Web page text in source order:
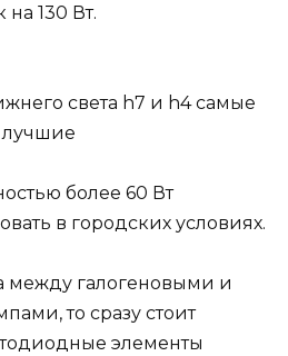
130 Вт.
более 60 Вт
в городских условиях.
между галогеновыми и
то сразу стоит
элементы